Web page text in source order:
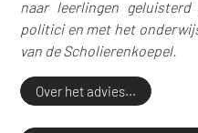
naar leerlingen
politici en met het
van de Scholierenkoepel.
Over het advies...